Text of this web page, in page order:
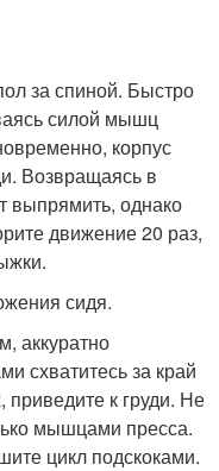
за спиной. Быстро
силой мышц
корпус
Возвращаясь в
выпрямить, однако
движение 20 раз,
сидя.
аккуратно
схватитесь за край
приведите к груди. Не
мышцами пресса.
цикл подскоками.